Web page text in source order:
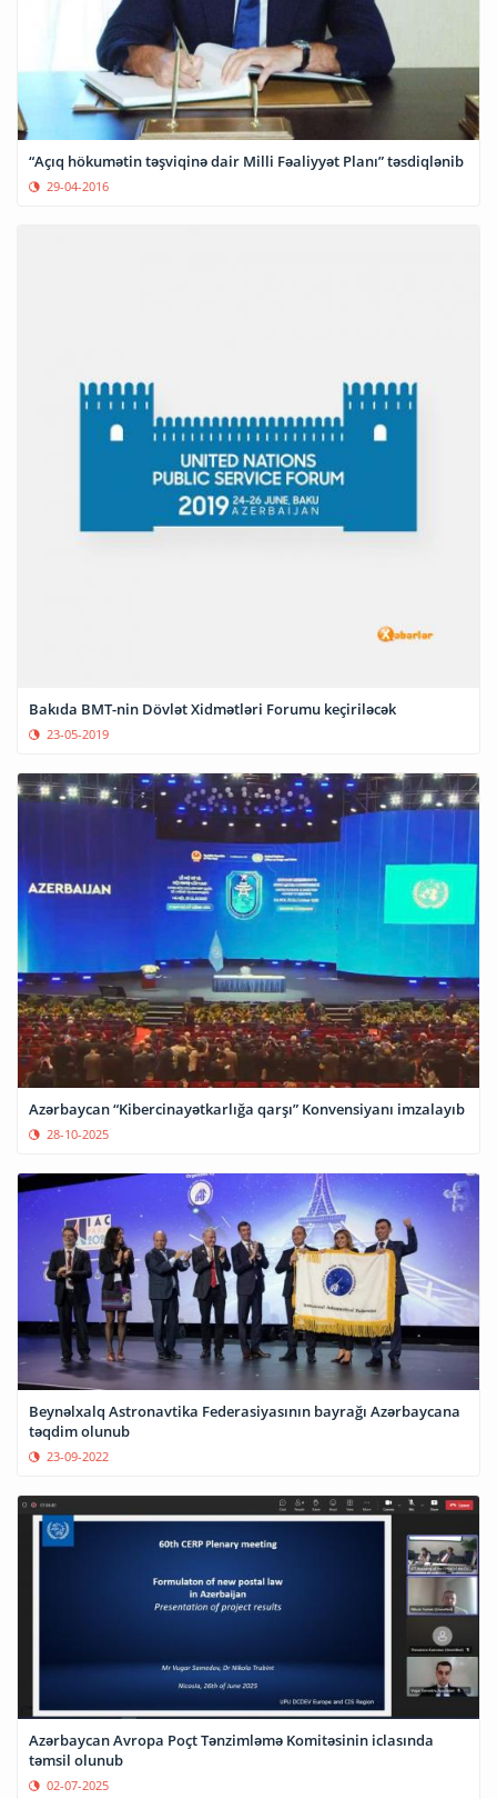
“Açıq hökumətin təşviqinə dair Milli Fəaliyyət Planı” təsdiqlənib
29-04-2016
Bakıda BMT-nin Dövlət Xidmətləri Forumu keçiriləcək
23-05-2019
Azərbaycan “Kibercinayətkarlığa qarşı” Konvensiyanı imzalayıb
28-10-2025
Beynəlxalq Astronavtika Federasiyasının bayrağı Azərbaycana
təqdim olunub
23-09-2022
Azərbaycan Avropa Poçt Tənzimləmə Komitəsinin iclasında
təmsil olunub
02-07-2025